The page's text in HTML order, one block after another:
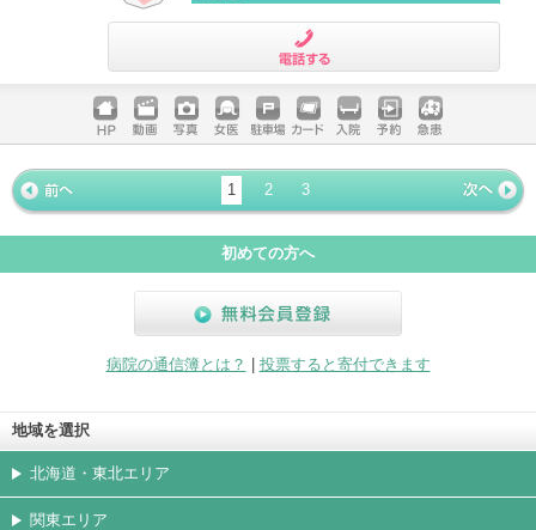
ホームペ
ージ
動画 写真 女医 駐車場
クレジッ
トカード
入院 予約 急患
« 前ペー
ジ
1 2
3
次ページ
»
初めての方へ
病院の通信簿とは？
投票すると寄付できます
地域を選択
北海道・東北エリア
関東エリア